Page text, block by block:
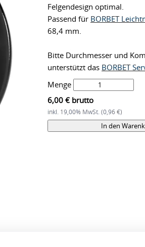
Felgendesign optimal.
Passend für BORBET
68,4 mm.
Bitte Durchmesser und
unterstützt das BORBET
Menge
6,00 € brutto
inkl. 19,00% MwSt. (0,96 €)
In den